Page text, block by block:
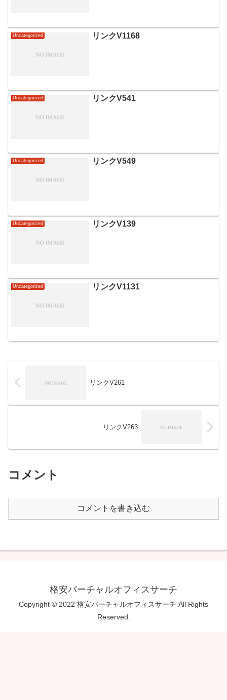
Uncategorized リンクV1168
Uncategorized リンクV541
Uncategorized リンクV549
Uncategorized リンクV139
Uncategorized リンクV1131
リンクV261
リンクV263
コメント
コメントを書き込む
格安バーチャルオフィスサーチ
Copyright © 2022 格安バーチャルオフィスサーチ All Rights
Reserved.